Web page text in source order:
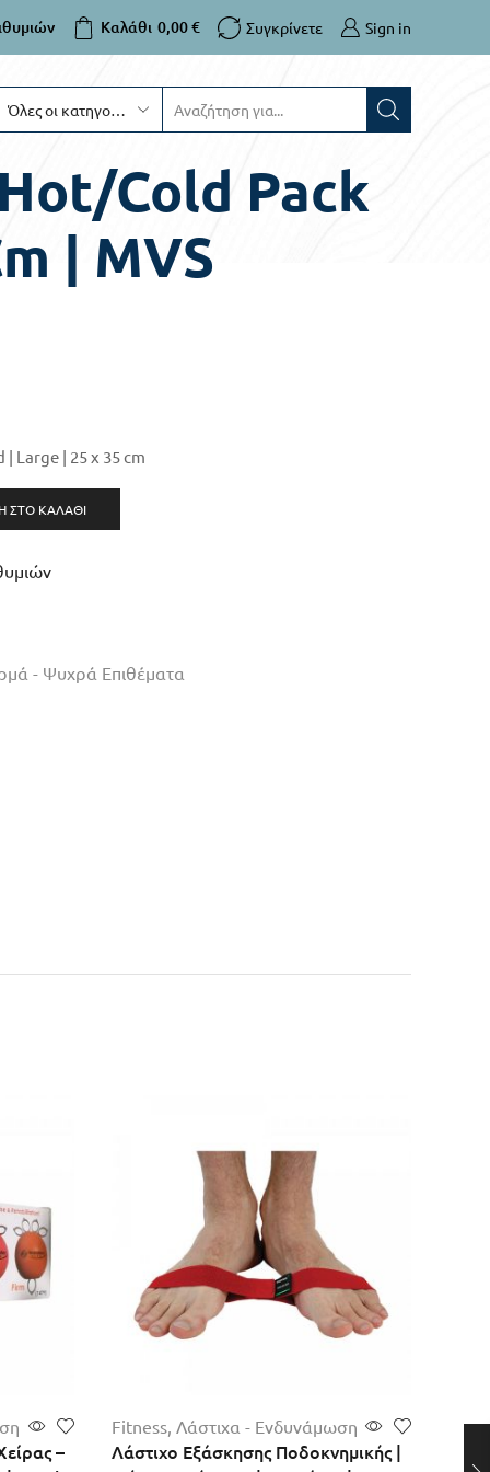
Καλάθι 0,00€ Συγκρίνετε Sign in
Cold Pack
| MVS
Large | 25 x 35 cm
ΣΤΟ ΚΑΛΆΘΙ
- Ψυχρά Επιθέματα
–
Fitness, Λάστιχα - Ενδυνάμωση
Λάστιχο Εξάσκησης Ποδοκνημικής |